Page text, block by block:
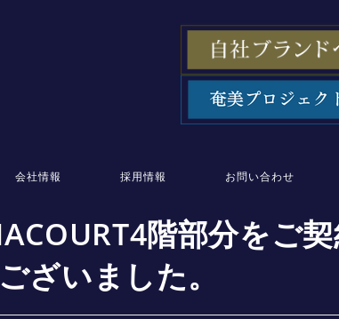
会社情報 採用情報 お問い合わせ
階部分をご
ざいました。